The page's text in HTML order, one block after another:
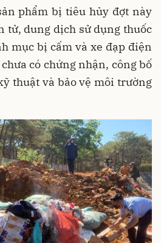
phẩm bị tiêu hủy đợt này
tử, dung dịch sử dụng thuốc
mục bị cấm và xe đạp điện
có chứng nhận, công bố
thuật và bảo vệ môi trường